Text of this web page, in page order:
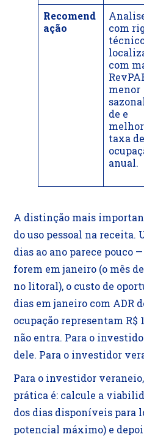
Recomend
ação
com
com
menor
de e
melhor
taxa de
anual.
A distinção mais
do uso pessoal na receita.
dias ao ano parece pouco
forem em janeiro (o mês
no litoral), o custo de
dias em janeiro com ADR
ocupação representam R$
não entra. Para o
dele. Para o investidor
Para o investidor
prática é: calcule a
dos dias disponíveis para
potencial máximo) e